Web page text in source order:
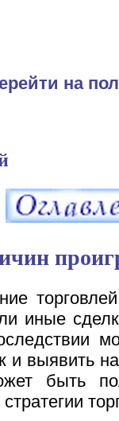
на
иные
и выявить
быть